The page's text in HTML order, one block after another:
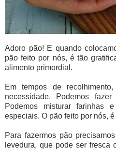
Adoro pão! E quando
pão feito por nós, é tão
alimento primordial.
Em tempos de
necessidade. Podemos
Podemos misturar farinhas
especiais. O pão feito por nós,
Para fazermos pão
levedura, que pode ser fresca